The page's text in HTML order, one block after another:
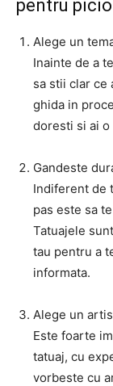
pentru
Alege un
Inainte de a
sa stii clar ce
ghida in
doresti si ai o
Gandeste
Indiferent de
pas este sa
Tatuajele
tau pentru a
informata.
Alege un
Este foarte
tatuaj, cu
vorbeste cu